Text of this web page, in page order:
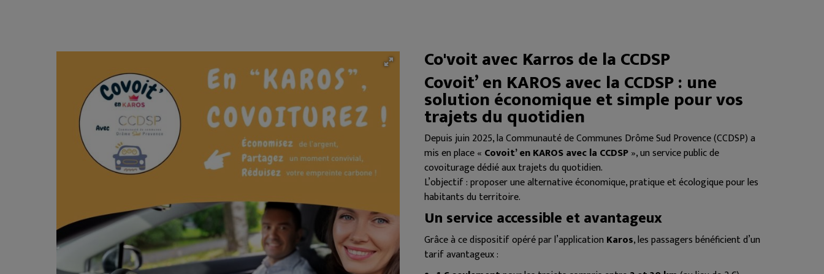
Co'voit avec Karros de la CCDSP
Covoit’ en KAROS avec la CCDSP : une
solution économique et simple pour vos
trajets du quotidien
Depuis juin 2025, la Communauté de Communes Drôme Sud Provence (CCDSP) a
mis en place « Covoit’ en KAROS avec la CCDSP», un service public de
covoiturage dédié aux trajets du quotidien.
L’objectif : proposer une alternative économique, pratique et écologique pour les
habitants du territoire.
Un service accessible et avantageux
Grâce à ce dispositif opéré par l’application Karos, les passagers bénéficient d’un
tarif avantageux :